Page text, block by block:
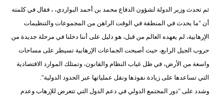
ثم تحدث وزير الدولة لشؤون الدفاع محمد بن أحمد البواردي، ، فقال في كلمته
أن "ما يحدث في المنطقة في الوقت الراهن من المجموعات والتنظيمات
الإرهابية، لم يعهده العالم من قبل، هو دليل على أننا دخلنا في مرحلة جديدة من
حروب الجيل الرابع، حيث أصبحت الجماعات الإرهابية تسيطر على مساحات
واسعة من الأرض، في ظل غياب النظام والقانون، وتمتلك الموارد الاقتصادية
التي تساعدها على زيادة نفوذها ونقل عملياتها عبر الحدود الدولية".
وشدد على "دور المجتمع الدولي في دعم الدول التي تتعرض للإرهاب وعدم